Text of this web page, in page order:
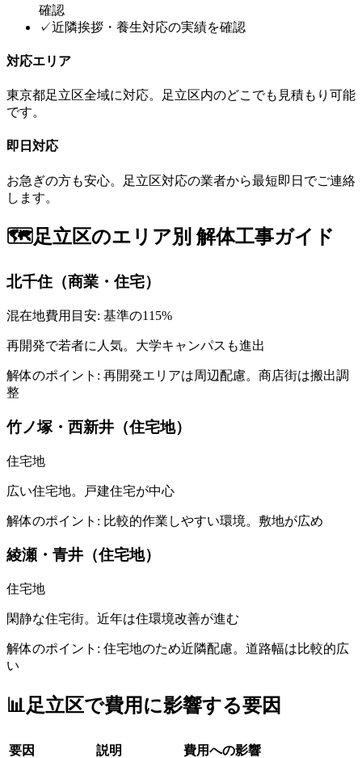
確認
✓近隣挨拶・養生対応の実績を確認
対応エリア
東京都足立区全域に対応。 足立区内のどこでも見積もり可能
です。
即日対応
お急ぎの方も安心。 足立区対応の業者から最短即日でご連絡
します。
🗺️足立区のエリア別 解体工事ガイド
北千住（商業・住宅）
混在地費用目安: 基準の115%
再開発で若者に人気。大学キャンパスも進出
解体のポイント: 再開発エリアは周辺配慮。商店街は搬出調
整
竹ノ塚・西新井（住宅地）
住宅地
広い住宅地。戸建住宅が中心
解体のポイント: 比較的作業しやすい環境。敷地が広め
綾瀬・青井（住宅地）
住宅地
閑静な住宅街。近年は住環境改善が進む
解体のポイント: 住宅地のため近隣配慮。道路幅は比較的広
い
📊足立区で費用に影響する要因
要因 説明
費用への影響